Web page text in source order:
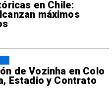
en Chile:
máximos
de Vozinha en Colo
Estadio y Contrato